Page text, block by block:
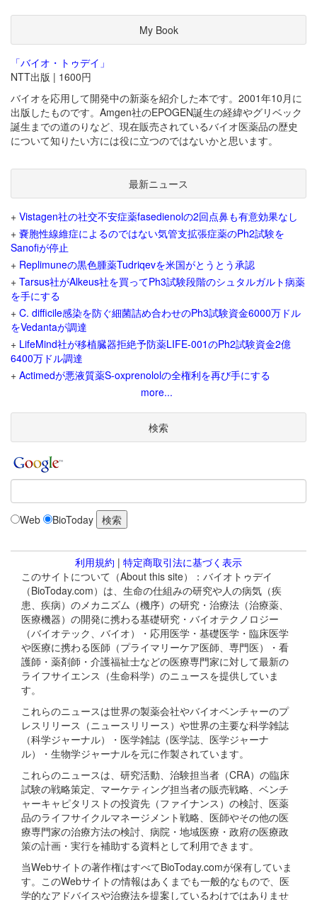
My Book
「バイオ・トゥデイ」
NTT出版 | 1600円
バイオを応用して開発中の新薬を紹介した本です。2001年10月に
出版したものです。Amgen社のEPOGEN誕生の経緯やグリベック
誕生までの道のりなど、現在販売されているバイオ医薬品の歴史
について知りたい方には役に立つのではないかと思います。
最新ニュース
+ Vistagen社の社交不安症薬fasedienolの2回点鼻も有意効果なし
+ 嚢胞性線維症によるのではない気管支拡張症薬のPh2試験を
Sanofiが停止
+ Replimuneの黒色腫薬Tudriqevを米国がとうとう承認
+ Tarsus社がAlkeus社を買ってPh3試験段階のシュタルガルト病薬
を手にする
+ C. difficile感染を防ぐ細菌詰め合わせのPh3試験資金6000万ドル
をVedantaが調達
+ LifeMind社が移植臓器拒絶予防薬LIFE-001のPh2試験資金2億
6400万ドル調達
+ Actimedが悪液質薬S-oxprenololの全権利を再び手にする
more...
検索
Web BioToday
利用規約 | 特定商取引法に基づく表示
このサイトについて（About this site）：バイオトゥデイ
（BioToday.com）は、生命の仕組みの研究や人の病気（疾
患、疾病）のメカニズム（機序）の研究・治療法（治療薬、
医療機器）の開発に携わる基礎研究・バイオテクノロジー
（バイオテック、バイオ）・応用医学・基礎医学・臨床医学
や医療に携わる医師（プライマリーケア医師、専門医）・看
護師・薬剤師・介護福祉士などの医療専門家に対して最新の
ライフサイエンス（生命科学）のニュースを提供していま
す。
これらのニュースは世界の製薬会社やバイオベンチャーのプ
レスリリース（ニュースリリース）や世界の主要な科学雑誌
（科学ジャーナル）・医学雑誌（医学誌、医学ジャーナ
ル）・生物学ジャーナルを元に作製されています。
これらのニュースは、研究活動、治験担当者（CRA）の臨床
試験の戦略策定、マーケティング担当者の販売戦略、ベンチ
ャーキャピタリストの投資先（ファイナンス）の検討、医薬
品のライフサイクルマネージメント戦略、医師やその他の医
療専門家の治療方法の検討、病院・地域医療・政府の医療政
策の計画・実行を補助する資料として利用できます。
当Webサイトの著作権はすべてBioToday.comが保有していま
す。このWebサイトの情報はあくまでも一般的なもので、医
学的なアドバイスや治療法を提案しているわけではありませ